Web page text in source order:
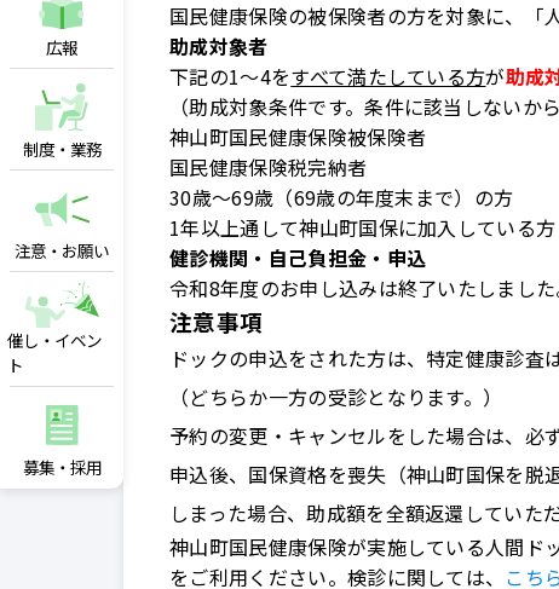
広報
制度・業務
注意・お願い
催し・イベン
ト
募集・採用
国民健康保険の被保険者の方を対象に、「
助成対象者
下記の1～4をすべて満たしている方が助成
（助成対象条件です。条件に該当しない
神山町国民健康保険被保険者
国民健康保険税完納者
30歳～69歳（69歳の年度末まで）の方
1年以上通して神山町国保に加入している方
健診機関・自己負担金・申込
令和8年度のお申し込みは終了いたしました
注意事項
ドックの申込をされた方は、特定健康診査
（どちらか一方の受診となります。）
予約の変更・キャンセルをした場合は、必
申込後、国保資格を喪失（神山町国保を脱
しまった場合、助成額を全額返還していただ
神山町国民健康保険が実施している人間ド
をご利用ください。検診に関しては、 こち